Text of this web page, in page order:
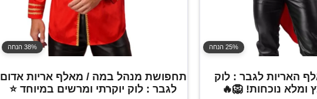
25% הנחה
האריות לגבר : לוק
ומלא נוכחות! 🦁🔥
38% הנחה
תחפושת מנהל במה / מאלף אריות אדום
לגבר : לוק יוקרתי ומרשים במיוחד ⭐